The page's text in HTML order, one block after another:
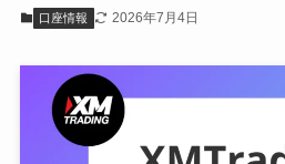
口座情報 2026年7月4日